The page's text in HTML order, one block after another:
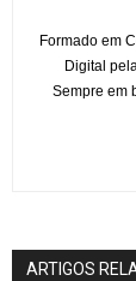
Formado em
Digital
Sempre em
ARTIGOS